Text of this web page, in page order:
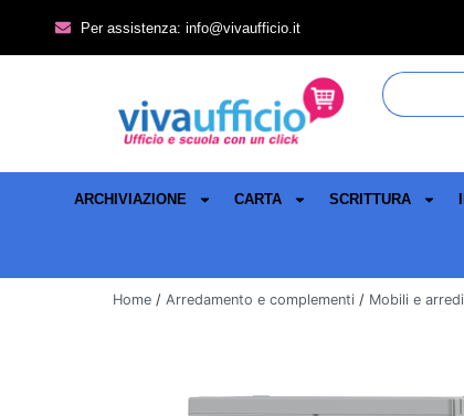
Per assistenza: info@vivaufficio.it
ARCHIVIAZIONE CARTA SCRITTURA
Home / Arredamento e complementi / Mobili e arredi